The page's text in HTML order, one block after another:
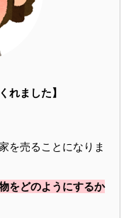
れました】
を売ることになりま
をどのようにするか